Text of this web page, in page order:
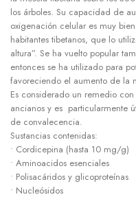
los árboles. Su capacidad de
oxigenación celular es muy
habitantes tibetanos, que lo
altura”. Se ha vuelto popular
entonces se ha utilizado para
favoreciendo el aumento de la
Es considerado un remedio
ancianos y es particularmente
de convalecencia.
Sustancias contenidas:
• Cordicepina (hasta 10 mg/g)
• Aminoacidos esenciales
• Polisacáridos y glicoproteínas
• Nucleósidos